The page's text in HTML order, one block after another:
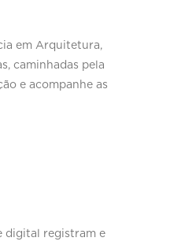
em Arquitetura,
caminhadas pela
e acompanhe as
digital registram e